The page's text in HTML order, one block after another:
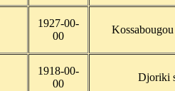
1927-00-
00
1918-00-
00
Djoriki